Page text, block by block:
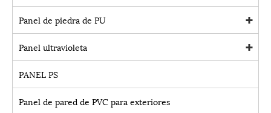
Panel de piedra de PU
Panel ultravioleta
PANEL PS
Panel de pared de PVC para exteriores